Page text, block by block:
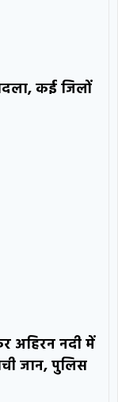
कई जिलों
अहिरन नदी में
जान, पुलिस